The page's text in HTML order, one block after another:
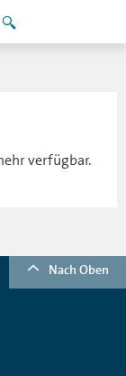
verfügbar.
Nach Oben